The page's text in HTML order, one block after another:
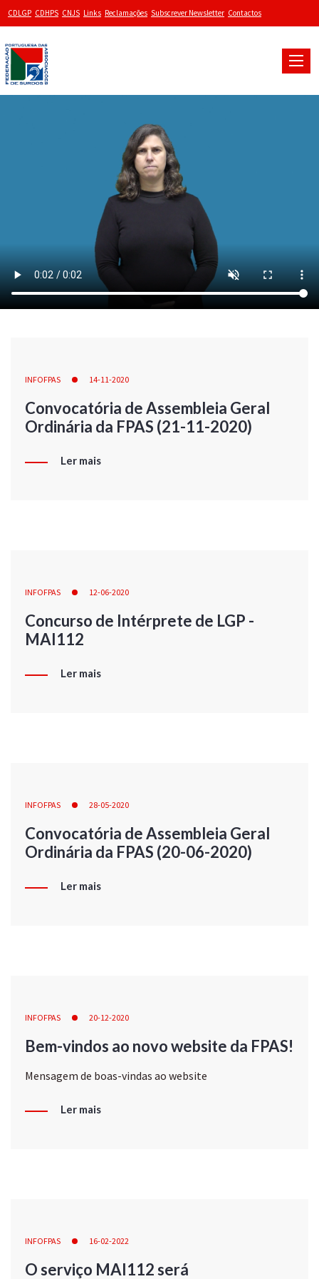
CDLGP CDHPS CNJS Links Reclamações Subscrever Newsletter Contactos
Toggle
INFOFPAS 14-11-2020
Convocatória de Assembleia Geral
Ordinária da FPAS (21-11-2020)
Ler mais
INFOFPAS 12-06-2020
Concurso de Intérprete de LGP -
MAI112
Ler mais
INFOFPAS 28-05-2020
Convocatória de Assembleia Geral
Ordinária da FPAS (20-06-2020)
Ler mais
INFOFPAS 20-12-2020
Bem-vindos ao novo website da FPAS!
Mensagem de boas-vindas ao website
Ler mais
INFOFPAS 16-02-2022
O serviço MAI112 será